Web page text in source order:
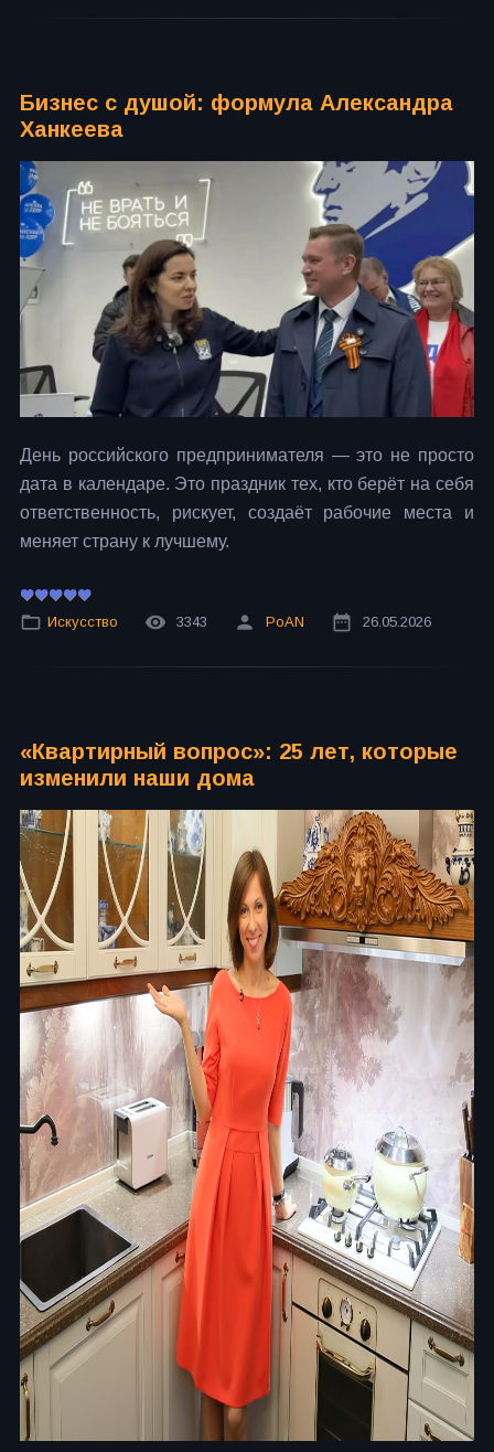
Бизнес с душой: формула Александра
Ханкеева
День российского предпринимателя — это не просто
дата в календаре. Это праздник тех, кто берёт на себя
ответственность, рискует, создаёт рабочие места и
меняет страну к лучшему.
Искусство 3343 PoAN 26.05.2026
«Квартирный вопрос»: 25 лет, которые
изменили наши дома